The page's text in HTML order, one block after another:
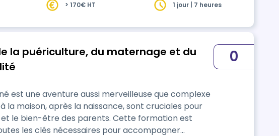
> 170€ HT 1 jour | 7 heures
la puériculture, du maternage et du
est une aventure aussi merveilleuse que complexe
la maison, après la naissance, sont cruciales pour
et le bien-être des parents. Cette formation est
les clés nécessaires pour accompagner
0